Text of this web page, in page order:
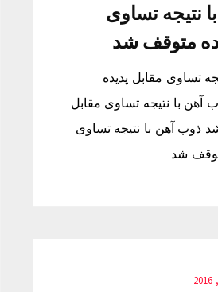
نتیجه تساوی
متوقف شد
تساوی مقابل پدیده
با نتیجه تساوی مقابل
ذوب آهن با نتیجه تساوی
شد